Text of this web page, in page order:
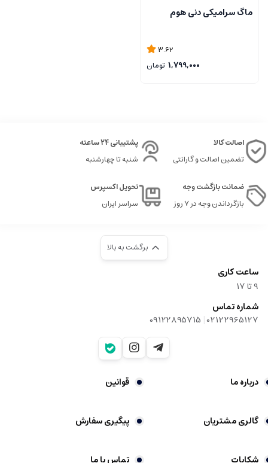
ماگ سرامیکی دنی هوم
3.62
1,799,000 تومان
اصالت کالا
تضمین اصالت و گارانتی
پشتیبانی 24 ساعته
شنبه تا چهارشنبه
ضمانت بازگشت وجه
بازگرداندن وجه در ۷ روز
تحویل اکسپرس
سراسر ایران
برگشت به بالا
ساعت کاری
9‌ تا ۱۷
شماره تماس
02122965127
|
09122895715
درباره ما قوانین
گالری مشتریان پیگیری سفارش
شکایات تماس با ما